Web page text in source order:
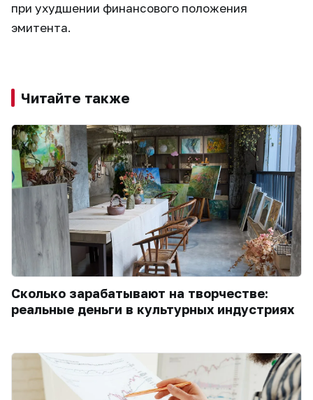
при ухудшении финансового положения
эмитента.
Читайте также
Сколько зарабатывают на творчестве:
реальные деньги в культурных индустриях